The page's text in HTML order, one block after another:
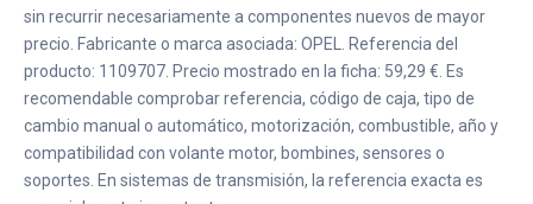
sin recurrir necesariamente a componentes nuevos de mayor
precio. Fabricante o marca asociada: OPEL. Referencia del
producto: 1109707. Precio mostrado en la ficha: 59,29 €. Es
recomendable comprobar referencia, código de caja, tipo de
cambio manual o automático, motorización, combustible, año y
compatibilidad con volante motor, bombines, sensores o
soportes. En sistemas de transmisión, la referencia exacta es